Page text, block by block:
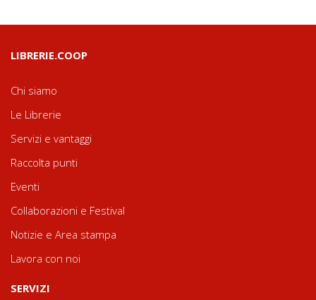
LIBRERIE.COOP
Chi siamo
Le Librerie
Servizi e vantaggi
Raccolta punti
Eventi
Collaborazioni e Festival
Notizie e Area stampa
Lavora con noi
SERVIZI